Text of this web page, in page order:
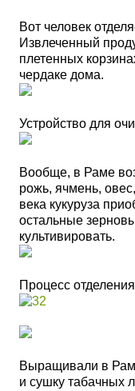
Вот человек
Извлеченный
плетенных
чердаке дома.
Устройство для
Вообще, в Раме
рожь, ячмень,
века кукуруза
остальные
культивировать.
Процесс
Выращивали в
и сушку табачных